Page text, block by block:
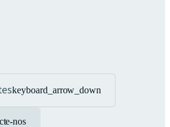
keyboard_arrow_down
nos